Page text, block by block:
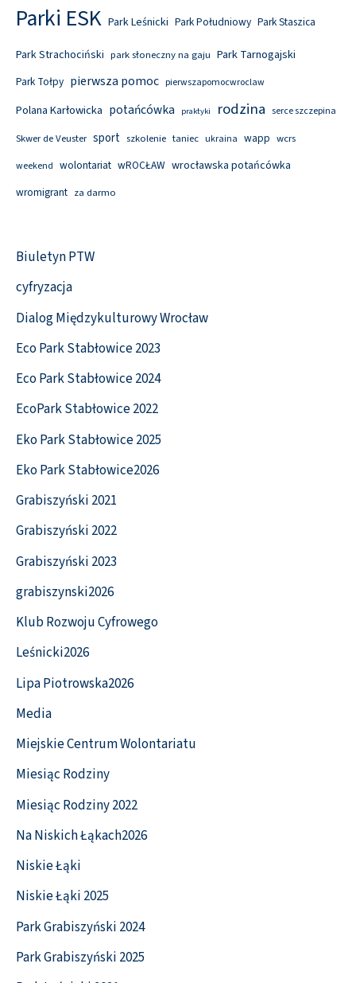
Parki ESK Park Leśnicki Park Południowy Park Staszica
Park Strachociński park słoneczny na gaju Park Tarnogajski
Park Tołpy pierwsza pomoc pierwszapomocwroclaw
Polana Karłowicka potańcówka praktyki rodzina serce szczepina
Skwer de Veuster sport szkolenie taniec ukraina wapp wcrs
weekend wolontariat wROCŁAW wrocławska potańcówka
wromigrant za darmo
Biuletyn PTW
cyfryzacja
Dialog Międzykulturowy Wrocław
Eco Park Stabłowice 2023
Eco Park Stabłowice 2024
EcoPark Stabłowice 2022
Eko Park Stabłowice 2025
Eko Park Stabłowice2026
Grabiszyński 2021
Grabiszyński 2022
Grabiszyński 2023
grabiszynski2026
Klub Rozwoju Cyfrowego
Leśnicki2026
Lipa Piotrowska2026
Media
Miejskie Centrum Wolontariatu
Miesiąc Rodziny
Miesiąc Rodziny 2022
Na Niskich Łąkach2026
Niskie Łąki
Niskie Łąki 2025
Park Grabiszyński 2024
Park Grabiszyński 2025